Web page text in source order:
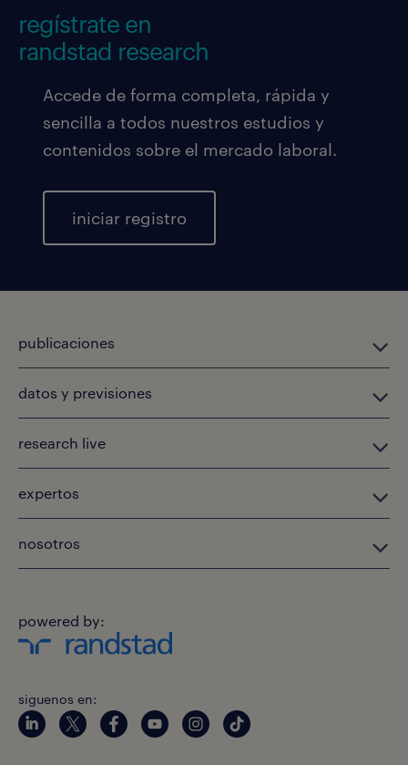
regístrate en
randstad research
Accede de forma completa, rápida y
sencilla a todos nuestros estudios y
contenidos sobre el mercado laboral.
iniciar registro
publicaciones
datos y previsiones
research live
expertos
nosotros
powered by:
siguenos en: